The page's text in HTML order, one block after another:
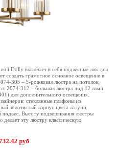
Dolly включает в себя подвесные люстры
создать грамотное основное освещение в
305 – 5-рожковая люстра на потолок,
2074-312 – большая люстра под 12 ламп.
для дополнительного освещения.
стеклянные плафоны из
золотистый корпус цвета латуни,
подвес. Высоту подвешивания люстры
эту люстру классическую
руб